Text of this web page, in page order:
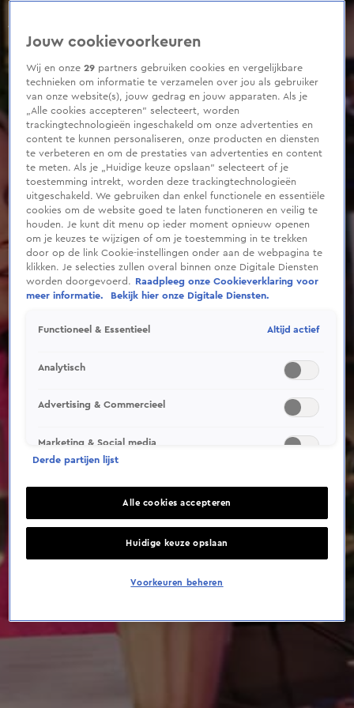
of
minutes,
seconds
Jouw cookievoorkeuren
Wij en onze29 partners gebruiken cookies en vergelijkbare
technieken om informatie te verzamelen over jou als gebruiker
van onze website(s), jouw gedrag en jouw apparaten. Als je
„Alle cookies accepteren” selecteert, worden
trackingtechnologieën ingeschakeld om onze advertenties en
content te kunnen personaliseren, onze producten en diensten
te verbeteren en om de prestaties van advertenties en content
te meten. Als je „Huidige keuze opslaan” selecteert of je
toestemming intrekt, worden deze trackingtechnologieën
uitgeschakeld. We gebruiken dan enkel functionele en essentiële
cookies om de website goed te laten functioneren en veilig te
houden. Je kunt dit menu op ieder moment opnieuw openen
om je keuzes te wijzigen of om je toestemming in te trekken
door op de link Cookie-instellingen onder aan de webpagina te
klikken. Je selecties zullen overal binnen onze Digitale Diensten
worden doorgevoerd.
Raadpleeg onze Cookieverklaring voor
meer informatie.
Bekijk hier onze Digitale Diensten.
Functioneel & Essentieel Altijd actief
Analytisch
Advertising & Commercieel
Marketing & Social media
Derde partijen lijst
Alle cookies accepteren
Huidige keuze opslaan
Voorkeuren beheren